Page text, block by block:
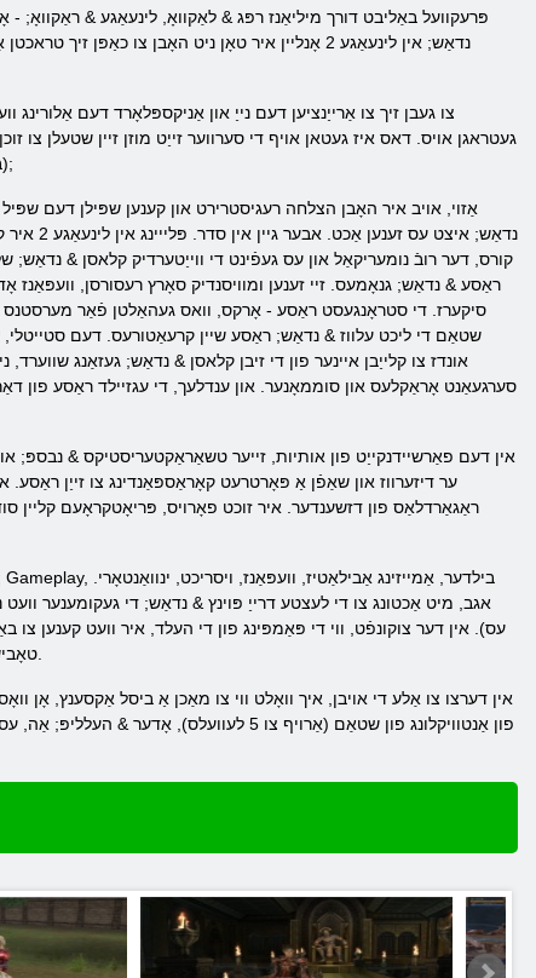
(ביידע באַאַמטער און ניט טאַקע) אַז פאָרשלאָגן דינסט & לאַקוואָ, רעגיסטראַציע אין די שפּיל לינעאַגע 2 & ראַקוואָ. & נבספּ;
נדאַש;
קורס, דער רובֿ נומעריקאַל און עס געפֿינט די ווייַטערדיק קלאסן &
ראַסע & נדאַש; גנאָמעס. זיי זענען ומוויסנדיק סאָרץ רעסורסן, וועפּאַנז
סיקערז. די סטראָנגעסט ראַסע - אָרקס, וואס געהאַלטן פֿאַר מערסטנס
שטאַם די ליכט עלווז & נדאַש; ראַסע שיין קרעאַטורעס. דעם סטייטלי,
סערגעאַנט אָראַקלעס און סוממאָנער. און ענדלעך, די עגזיילד ראַסע פון
ער דיזערווז און שאַפֿן אַ פּאָרטרעט קאָראַספּאַנדינג צו זייַן ראַסע.
ראַגאַרדלאַס פון דזשענדער. איר זוכט פאָרויס, פּריאָטקראָעם קליין
אגב, מיט אַכטונג צו די לעצטע דרייַ פּוינץ & נדאַש; די געקומענער
עס). אין דער צוקונפֿט, ווי די פּאַמפּינג פון די העלד, איר וועט קענען
פון ​​אַנטוויקלונג פון שטאַם (אַרויף צו 5